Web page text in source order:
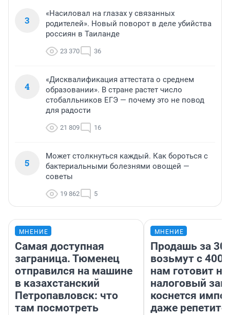
3
«Насиловал на глазах у связанных
родителей». Новый поворот в деле убийства
россиян в Таиланде
23 370 36
4
«Дисквалификация аттестата о среднем
образовании». В стране растет число
стобалльников ЕГЭ — почему это не повод
для радости
21 809 16
5
Может столкнуться каждый. Как бороться с
бактериальными болезнями овощей —
советы
19 862 5
МНЕНИЕ
Самая доступная
заграница. Тюменец
отправился на машине
в казахстанский
Петропавловск: что
там посмотреть
МНЕНИЕ
Продашь за
возьмут с
нам готовит
налоговый
коснется
даже